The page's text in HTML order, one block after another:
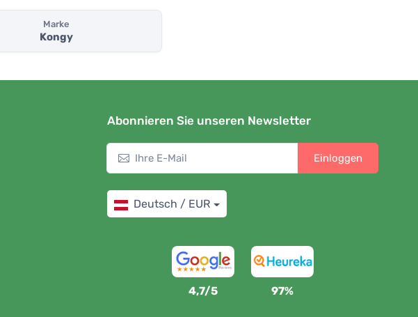
Marke
Kongy
Abonnieren Sie unseren Newsletter
Einloggen
Deutsch / EUR
4,7/5 97%